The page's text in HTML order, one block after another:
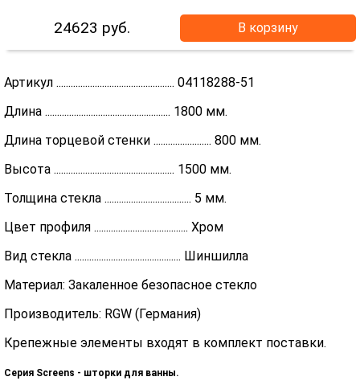
24623 руб. В корзину
Артикул ................................................. 04118288-51
Длина .................................................... 1800 мм.
Длина торцевой стенки ........................ 800 мм.
Высота .................................................. 1500 мм.
Толщина стекла .................................... 5 мм.
Цвет профиля ....................................... Хром
Вид стекла ............................................ Шиншилла
Материал: Закаленное безопасное стекло
Производитель: RGW (Германия)
Крепежные элементы входят в комплект поставки.
Серия Screens - шторки для ванны.